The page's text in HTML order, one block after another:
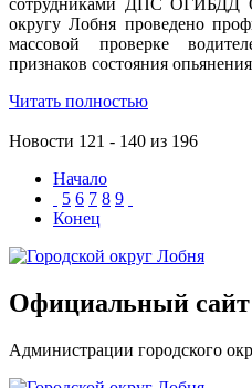
сотрудниками ДПС ОГИБДД
округу Лобня проведено
массовой проверке
признаков состояния
Читать полностью
Новости 121 - 140 из 196
Начало
5 6 7 8 9
Конец
Официальный сайт
Администрации городского